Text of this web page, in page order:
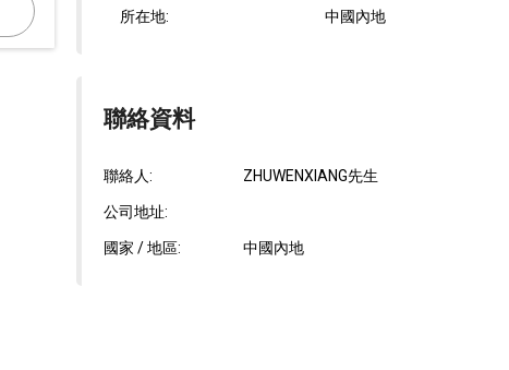
所在地: 中國內地
聯絡資料
聯絡人: ZHUWENXIANG先生
公司地址:
國家 / 地區: 中國內地